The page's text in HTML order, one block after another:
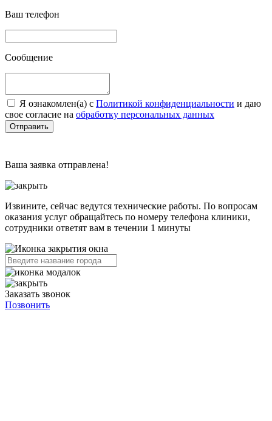
Ваш телефон
Сообщение
Я ознакомлен(а) с Политикой конфиденциальности и даю
свое согласие на обработку персональных данных
Отправить
Ваша заявка отправлена!
Извините, сейчас ведутся технические работы. По вопросам
оказания услуг обращайтесь по номеру телефона клиники,
сотрудники ответят вам в течении 1 минуты
Заказать звонок
Позвонить